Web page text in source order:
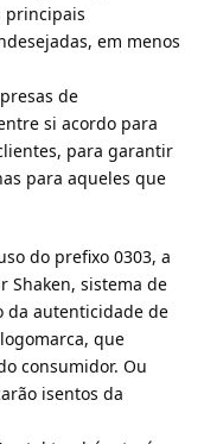
principais
em menos
de
si acordo para
para garantir
para aqueles que
do prefixo 0303, a
Shaken, sistema de
da autenticidade de
que
consumidor. Ou
isentos da